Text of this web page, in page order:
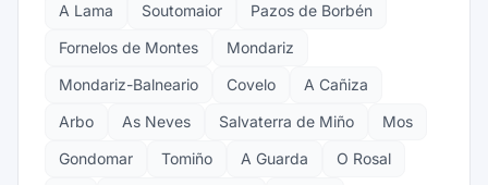
A Lama
Soutomaior
Pazos de Borbén
Fornelos de Montes
Mondariz
Mondariz-Balneario
Covelo
A Cañiza
Arbo
As Neves Salvaterra de Miño
Mos
Gondomar
Tomiño A Guarda
O Rosal